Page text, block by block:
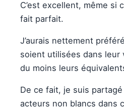
C’est excellent, même si
fait parfait.
J’aurais nettement
soient utilisées dans leur
du moins leurs
De ce fait, je suis
acteurs non blancs dans